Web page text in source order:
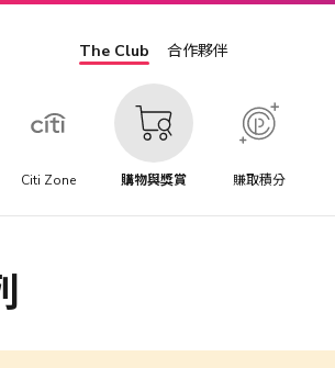
The Club 合作夥伴
Citi Zone 購物與獎賞 賺取積分